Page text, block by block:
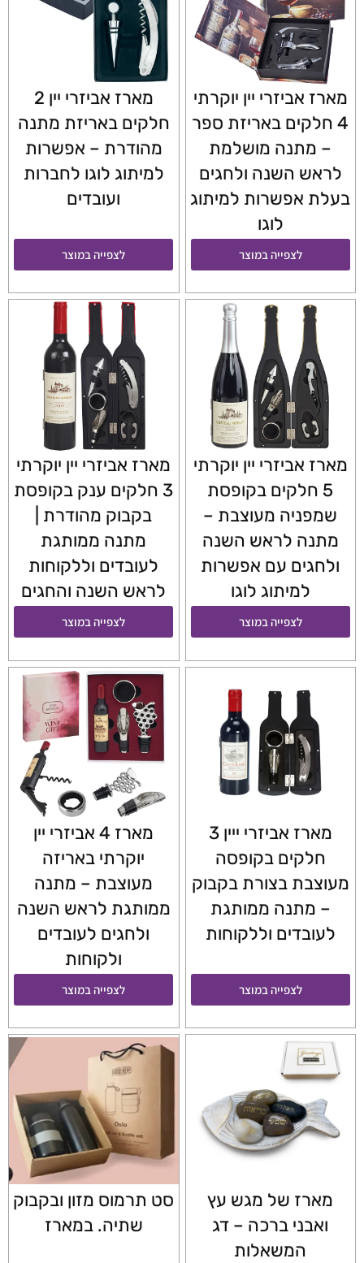
מארז אביזרי יין יוקרתי
4 חלקים באריזת ספר
– מתנה מושלמת
לראש השנה ולחגים
בעלת אפשרות למיתוג
לוגו
לצפייה במוצר
מארז אביזרי יין 2
חלקים באריזת מתנה
מהודרת – אפשרות
למיתוג לוגו לחברות
ועובדים
לצפייה במוצר
מארז אביזרי יין יוקרתי
5 חלקים בקופסת
שמפניה מעוצבת –
מתנה לראש השנה
ולחגים עם אפשרות
למיתוג לוגו
לצפייה במוצר
מארז אביזרי יין יוקרתי
3 חלקים ענק בקופסת
בקבוק מהודרת |
מתנה ממותגת
לעובדים וללקוחות
לראש השנה והחגים
לצפייה במוצר
מארז אביזרי ייין 3
חלקים בקופסה
מעוצבת בצורת בקבוק
– מתנה ממותגת
לעובדים וללקוחות
לצפייה במוצר
מארז 4 אביזרי יין
יוקרתי באריזה
מעוצבת – מתנה
ממותגת לראש השנה
ולחגים לעובדים
ולקוחות
לצפייה במוצר
מארז של מגש עץ
ואבני ברכה – דג
המשאלות
סט תרמוס מזון ובקבוק
שתיה. במארז